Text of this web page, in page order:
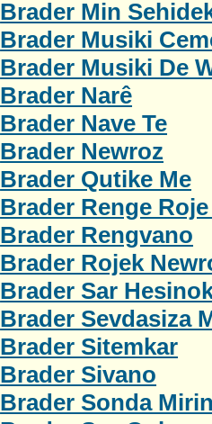
Brader Min
Brader Musiki
Brader Musiki De
Brader Narê
Brader Nave Te
Brader Newroz
Brader Qutike Me
Brader Renge
Brader Rengvano
Brader Rojek
Brader Sar
Brader Sevdasiza
Brader Sitemkar
Brader Sivano
Brader Sonda